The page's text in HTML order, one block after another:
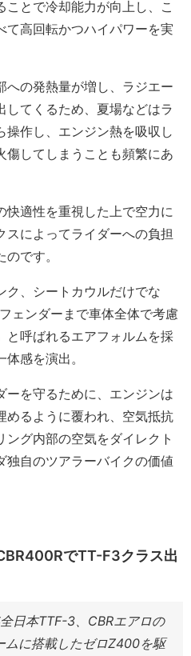
ことで冷却能力が向上し、こ
て高回転かつハイパワーを実
への発熱量が増し、ラジエー
してくるため、夏場などはラ
操作し、エンジン熱を吸収し
傷してしまうことも頻繁にあ
快適性を重視した上で空力に
によってライダーへの負担
です。
ク、シートカウルだけでな
ェンダーまで車体全体で考慮
と呼ばれるエアフォルムを採
感を演出。
ーを守るために、エンジンは
めるように覆われ、空気抵抗
グ内部の空気をダイレクト
独自のツアラーバイクの価値
でTT-F3クラス出
日本TTF-3、CBRエアロの
ムに搭載したゼロZ400を駆